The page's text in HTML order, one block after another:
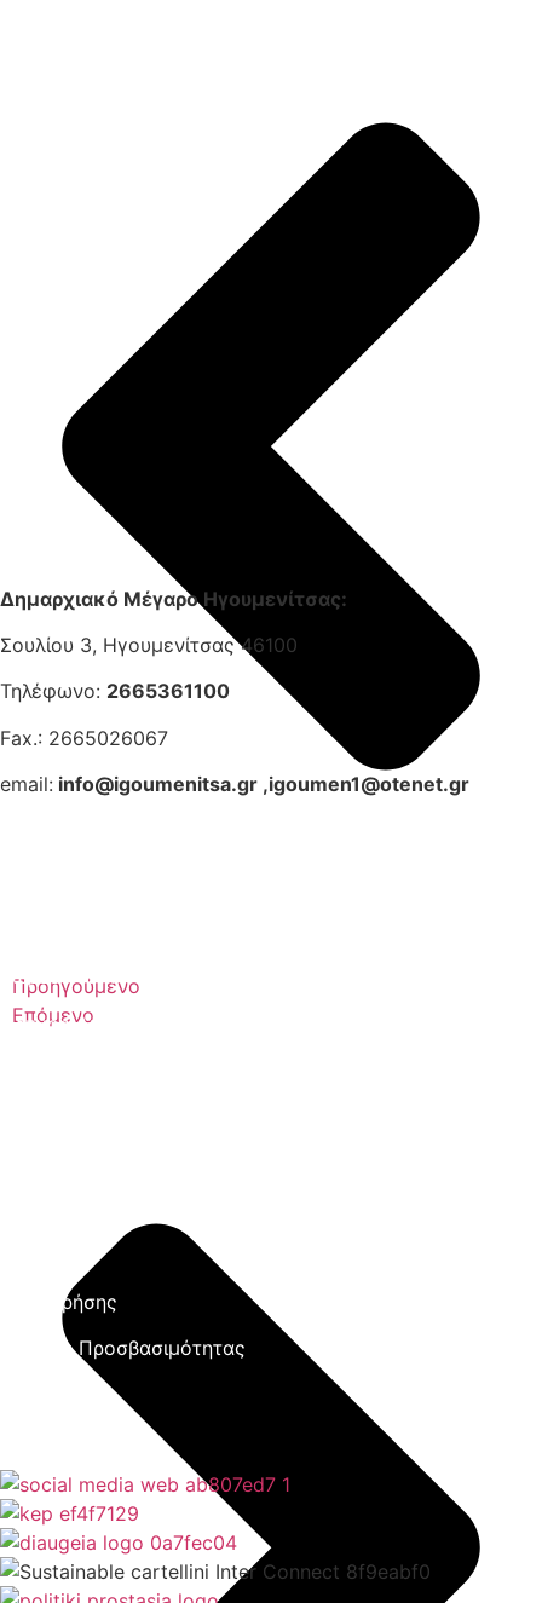
Προηγούμενο
Επόμενο
Δημαρχιακό Μέγαρο Ηγουμενίτσας:
Σουλίου 3, Ηγουμενίτσας 46100
Τηλέφωνο: 2665361100
Fax.: 2665026067
email: info@igoumenitsa.gr ,igoumen1@otenet.gr
Δωρέαν Wi-Fi
Οδηγός Δικαιολογητικών
Newsletter
Όροι Χρήσης
Δήλωση Προσβασιμότητας